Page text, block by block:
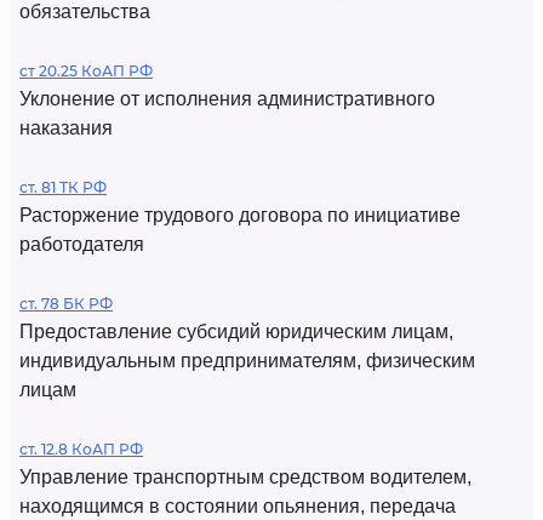
обязательства
ст 20.25 КоАП РФ
Уклонение от исполнения административного
наказания
ст. 81 ТК РФ
Расторжение трудового договора по инициативе
работодателя
ст. 78 БК РФ
Предоставление субсидий юридическим лицам,
индивидуальным предпринимателям, физическим
лицам
ст. 12.8 КоАП РФ
Управление транспортным средством водителем,
находящимся в состоянии опьянения, передача